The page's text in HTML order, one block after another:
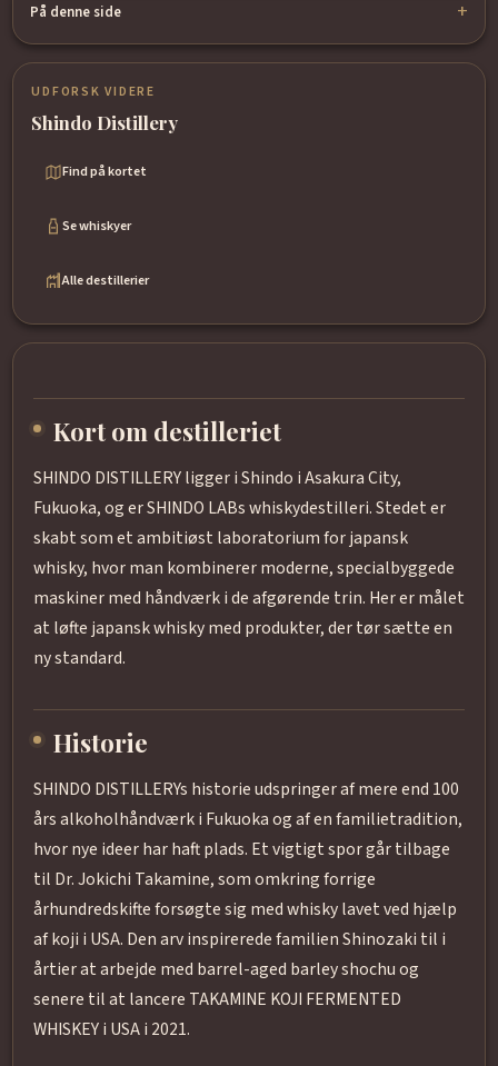
På denne side
UDFORSK VIDERE
Shindo Distillery
Find på kortet
Se whiskyer
Alle destillerier
Kort om destilleriet
SHINDO DISTILLERY ligger i Shindo i Asakura City,
Fukuoka, og er SHINDO LABs whiskydestilleri. Stedet er
skabt som et ambitiøst laboratorium for japansk
whisky, hvor man kombinerer moderne, specialbyggede
maskiner med håndværk i de afgørende trin. Her er målet
at løfte japansk whisky med produkter, der tør sætte en
ny standard.
Historie
SHINDO DISTILLERYs historie udspringer af mere end 100
års alkoholhåndværk i Fukuoka og af en familietradition,
hvor nye ideer har haft plads. Et vigtigt spor går tilbage
til Dr. Jokichi Takamine, som omkring forrige
århundredskifte forsøgte sig med whisky lavet ved hjælp
af koji i USA. Den arv inspirerede familien Shinozaki til i
årtier at arbejde med barrel-aged barley shochu og
senere til at lancere TAKAMINE KOJI FERMENTED
WHISKEY i USA i 2021.